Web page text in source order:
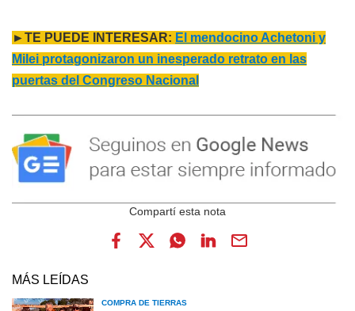
►TE PUEDE INTERESAR: El mendocino Achetoni y
Milei protagonizaron un inesperado retrato en las
puertas del Congreso Nacional
MÁS LEÍDAS
COMPRA DE TIERRAS